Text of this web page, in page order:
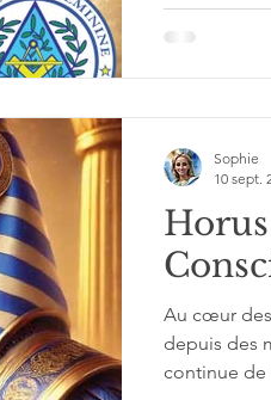
qui s'en
Au cœur
depuis des
continue de
Sophie
10 sept.